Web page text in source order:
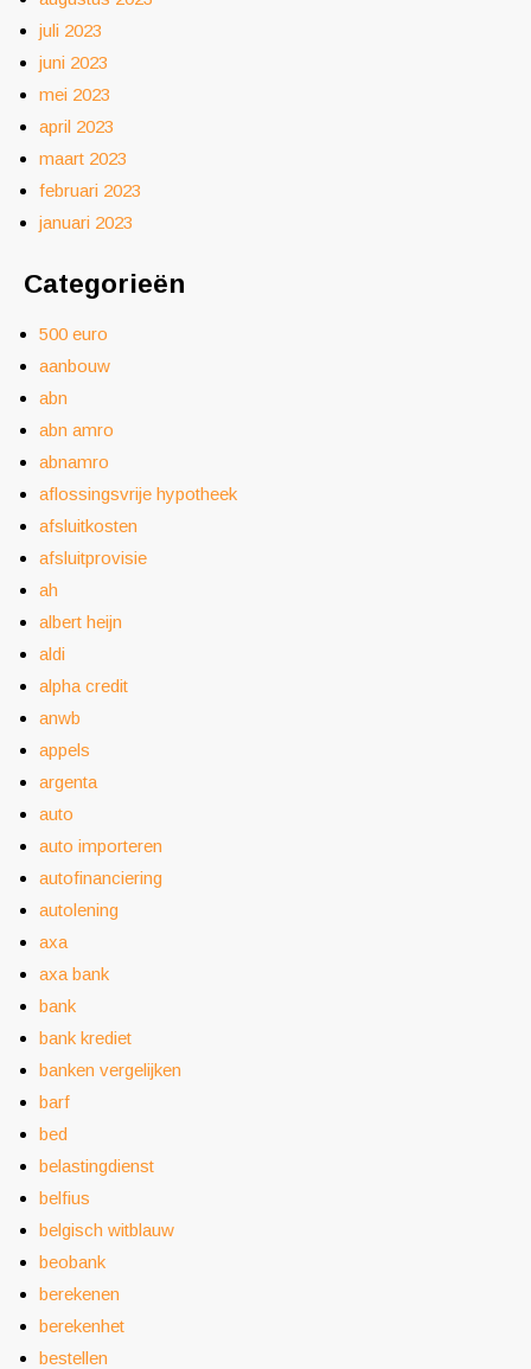
juli 2023
juni 2023
mei 2023
april 2023
maart 2023
februari 2023
januari 2023
Categorieën
500 euro
aanbouw
abn
abn amro
abnamro
aflossingsvrije hypotheek
afsluitkosten
afsluitprovisie
ah
albert heijn
aldi
alpha credit
anwb
appels
argenta
auto
auto importeren
autofinanciering
autolening
axa
axa bank
bank
bank krediet
banken vergelijken
barf
bed
belastingdienst
belfius
belgisch witblauw
beobank
berekenen
berekenhet
bestellen